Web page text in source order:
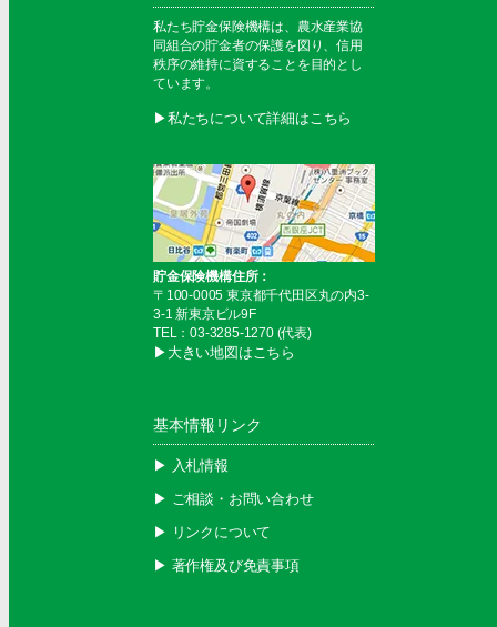
私たち貯金保険機構は、農水産業協
同組合の貯金者の保護を図り、信用
秩序の維持に資することを目的とし
ています。
▶︎私たちについて詳細はこちら
貯金保険機構住所：
〒100-0005 東京都千代田区丸の内3-
3-1 新東京ビル9F
TEL：03-3285-1270 (代表)
▶︎大きい地図はこちら
基本情報リンク
▶︎ 入札情報
▶︎ ご相談・お問い合わせ
▶︎ リンクについて
▶︎ 著作権及び免責事項